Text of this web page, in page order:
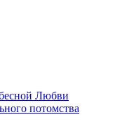
Любви
потомства